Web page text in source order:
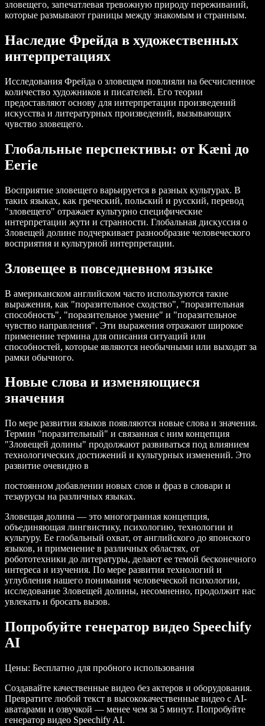
зловещего, запечатлевая тревожную природу переживаний,
которые размывают границы между знакомым и странным.
Наследие Фрейда в художественных
интерпретациях
Исследования Фрейда о зловещем повлияли на бесчисленное
количество художников и писателей. Его теории
предоставляют основу для интерпретации произведений
искусства и литературных произведений, вызывающих
чувство зловещего.
Глобальные перспективы: от Kæni до
Eerie
Восприятие зловещего варьируется в разных культурах. В
таких языках, как греческий, польский и русский, перевод
"зловещего" отражает культурно специфические
интерпретации жути и странности. Глобальная дискуссия о
Зловещей долине подчеркивает разнообразие человеческого
восприятия и культурной интерпретации.
Зловещее в повседневном языке
В американском английском часто используются такие
выражения, как "поразительное сходство", "поразительная
способность", "поразительное умение" и "поразительное
чувство направления". Эти выражения отражают широкое
применение термина для описания ситуаций или
способностей, которые являются необычными или выходят за
рамки обычного.
Новые слова и изменяющиеся
значения
По мере развития языков появляются новые слова и значения.
Термин "поразительный" и связанная с ним концепция
"Зловещей долины" продолжают развиваться под влиянием
технологических достижений и культурных изменений. Это
развитие очевидно в
постоянном добавлении новых слов и фраз в словари и
тезаурусы на различных языках.
Зловещая долина — это многогранная концепция,
объединяющая лингвистику, психологию, технологии и
культуру. Ее глобальный охват, от английского до японского
языков, и применение в различных областях, от
робототехники до литературы, делают ее темой бесконечного
интереса и изучения. По мере развития технологий и
углубления нашего понимания человеческой психологии,
исследование Зловещей долины, несомненно, продолжит нас
увлекать и бросать вызов.
Попробуйте генератор видео Speechify
AI
Цены: Бесплатно для пробного использования
Создавайте качественные видео без актеров и оборудования.
Превратите любой текст в высококачественные видео с AI-
аватарами и озвучкой — менее чем за 5 минут. Попробуйте
генератор видео Speechify AI.